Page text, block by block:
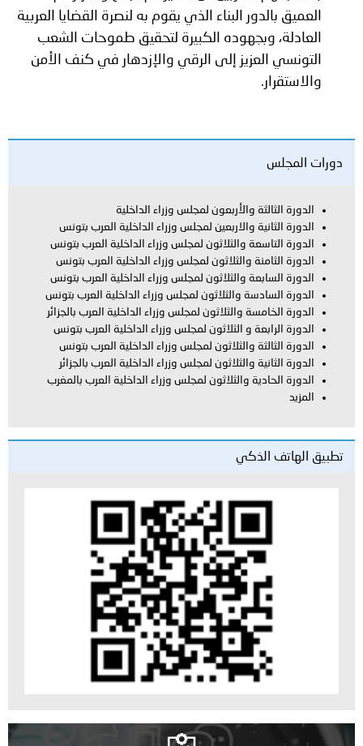
العميق بالدور البناء الذي يقوم به لنصرة القضايا العربية
العادلة، وبجهوده الكبيرة لتحقيق طموحات الشعب
التونسي العزيز إلى الرقي والإزدهار في كنف الأمن
والاستقرار.
دورات المجلس
الدورة الثالثة والأربعون لمجلس وزراء الداخلية
الدورة الثانية والاربعين لمجلس وزراء الداخلية العرب بتونس
الدورة التاسعة والثلاثون لمجلس وزراء الداخلية العرب بتونس
الدورة الثامنة والثلاثون لمجلس وزراء الداخلية العرب بتونس
الدورة السابعة والثلاثون لمجلس وزراء الداخلية العرب بتونس
الدورة السادسة والثلاثون لمجلس وزراء الداخلية العرب بتونس
الدورة الخامسة والثلاثون لمجلس وزراء الداخلية العرب بالجزائر
الدورة الرابعة و الثلاثون لمجلس وزراء الداخلية العرب بتونس
الدورة الثالثة والثلاثون لمجلس وزراء الداخلية العرب بتونس
الدورة الثانية والثلاثون لمجلس وزراء الداخلية العرب بالجزائر
الدورة الحادية والثلاثون لمجلس وزراء الداخلية العرب بالمغرب
المزيد
تطبيق الهاتف الذكي